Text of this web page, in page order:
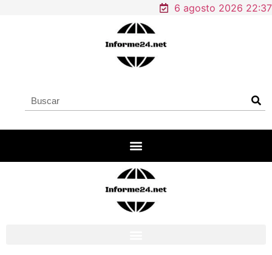
6 agosto 2026 22:37